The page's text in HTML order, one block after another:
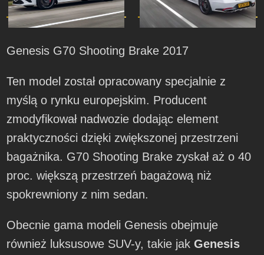
Genesis G70 Shooting Brake 2017
Ten model został opracowany specjalnie z
myślą o rynku europejskim. Producent
zmodyfikował nadwozie dodając element
praktyczności dzięki zwiększonej przestrzeni
bagażnika. G70 Shooting Brake zyskał aż o 40
proc. większą przestrzeń bagażową niż
spokrewniony z nim sedan.
Obecnie gama modeli Genesis obejmuje
również luksusowe SUV-y, takie jakGenesis